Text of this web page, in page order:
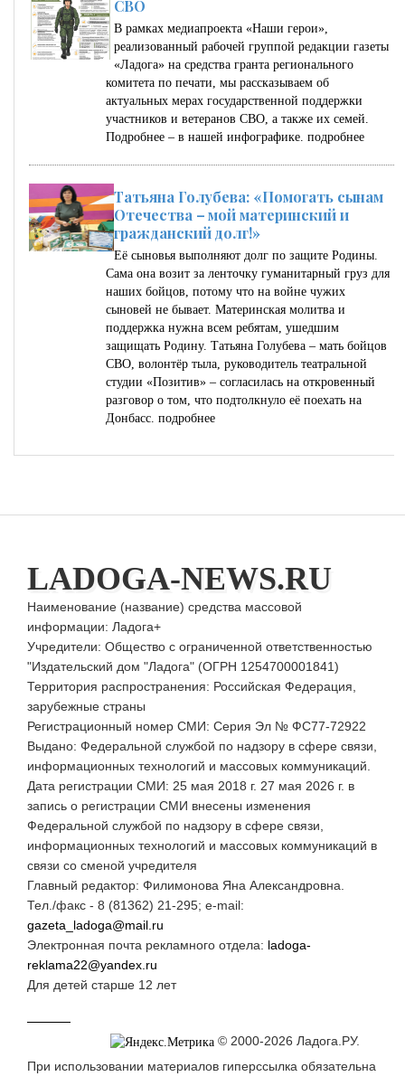
СВО
В рамках медиапроекта «Наши герои»,
реализованный рабочей группой редакции газеты
«Ладога» на средства гранта регионального
комитета по печати, мы рассказываем об
актуальных мерах государственной поддержки
участников и ветеранов СВО, а также их семей.
Подробнее – в нашей инфографике. подробнее
Татьяна Голубева: «Помогать сынам
Отечества – мой материнский и
гражданский долг!»
Её сыновья выполняют долг по защите Родины.
Сама она возит за ленточку гуманитарный груз для
наших бойцов, потому что на войне чужих
сыновей не бывает. Материнская молитва и
поддержка нужна всем ребятам, ушедшим
защищать Родину. Татьяна Голубева – мать бойцов
СВО, волонтёр тыла, руководитель театральной
студии «Позитив» – согласилась на откровенный
разговор о том, что подтолкнуло её поехать на
Донбасс. подробнее
LADOGA-NEWS.RU
Наименование (название) средства массовой
информации: Ладога+
Учредители: Общество с ограниченной ответственностью
"Издательский дом "Ладога" (ОГРН 1254700001841)
Территория распространения: Российская Федерация,
зарубежные страны
Регистрационный номер СМИ: Серия Эл № ФС77-72922
Выдано: Федеральной службой по надзору в сфере связи,
информационных технологий и массовых коммуникаций.
Дата регистрации СМИ: 25 мая 2018 г. 27 мая 2026 г. в
запись о регистрации СМИ внесены изменения
Федеральной службой по надзору в сфере связи,
информационных технологий и массовых коммуникаций в
связи со сменой учредителя
Главный редактор: Филимонова Яна Александровна.
Тел./факс - 8 (81362) 21-295; e-mail:
gazeta_ladoga@mail.ru
Электронная почта рекламного отдела: ladoga-
reklama22@yandex.ru
Для детей старше 12 лет
© 2000-2026 Ладога.РУ.
При использовании материалов гиперссылка обязательна